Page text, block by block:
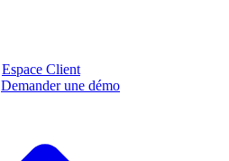
Espace Client
Demander une démo